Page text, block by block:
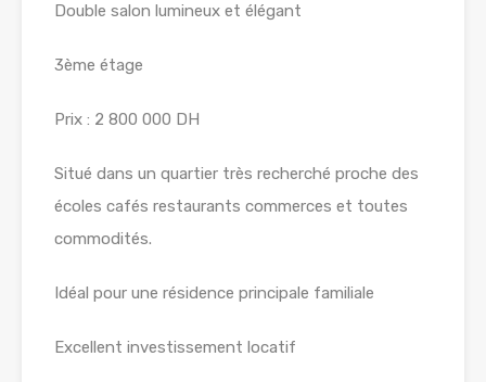
Double salon lumineux et élégant
3ème étage
Prix : 2 800 000 DH
Situé dans un quartier très recherché proche des
écoles cafés restaurants commerces et toutes
commodités.
Idéal pour une résidence principale familiale
Excellent investissement locatif